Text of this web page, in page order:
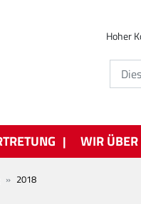
Hoher
WIR
2018